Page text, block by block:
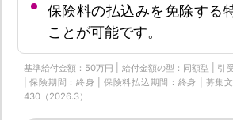
保険料の払込みを免除する
ことが可能です。
基準給付金額：50万円 | 給付金額の型：同額型 | 引
| 保険期間：終身 | 保険料払込期間：終身 | 募集
430（2026.3）